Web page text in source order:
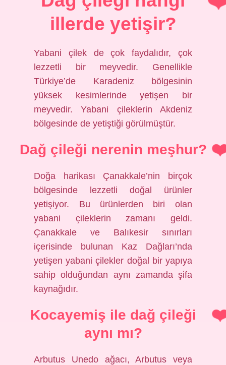
illerde yetişir?
Yabani çilek de çok faydalıdır, çok
lezzetli bir meyvedir. Genellikle
Türkiye’de Karadeniz bölgesinin
yüksek kesimlerinde yetişen bir
meyvedir. Yabani çileklerin Akdeniz
bölgesinde de yetiştiği görülmüştür.
Dağ çileği nerenin meşhur?
Doğa harikası Çanakkale’nin birçok
bölgesinde lezzetli doğal ürünler
yetişiyor. Bu ürünlerden biri olan
yabani çileklerin zamanı geldi.
Çanakkale ve Balıkesir sınırları
içerisinde bulunan Kaz Dağları’nda
yetişen yabani çilekler doğal bir yapıya
sahip olduğundan aynı zamanda şifa
kaynağıdır.
Kocayemiş ile dağ çileği
aynı mı?
Arbutus Unedo ağacı, Arbutus veya